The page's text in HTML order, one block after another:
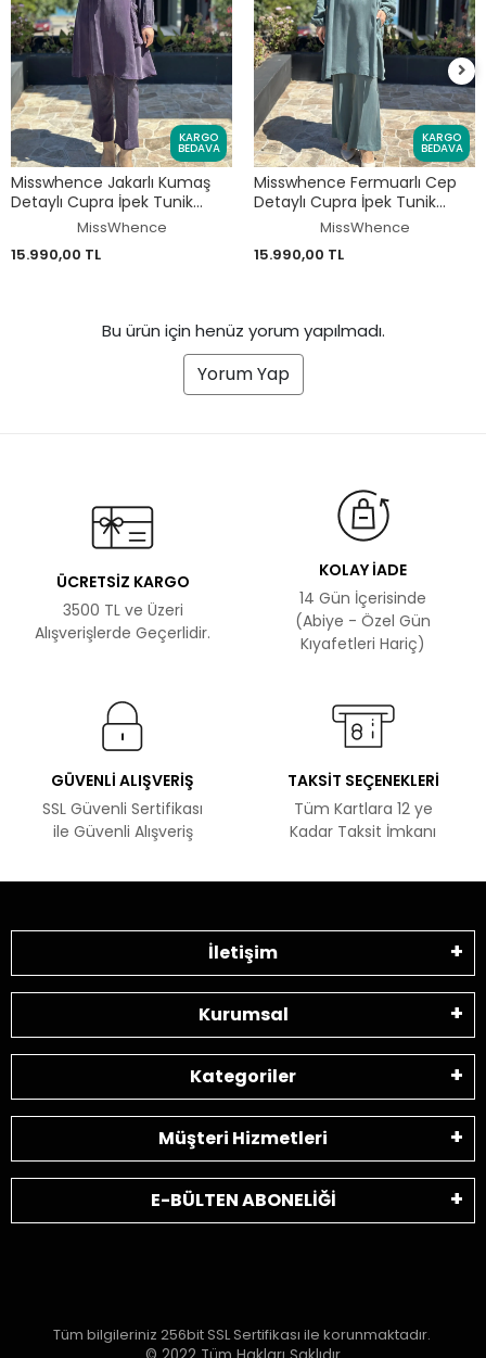
KARGO
BEDAVA
Misswhence Jakarlı Kumaş
Detaylı Cupra İpek Tunik
Pantolon Takım 39014
MissWhence
15.990,00 TL
KARGO
BEDAVA
Misswhence Fermuarlı Cep
Detaylı Cupra İpek Tunik
Pantolon Takım 39025
MissWhence
15.990,00 TL
Bu ürün için henüz yorum yapılmadı.
Yorum Yap
ÜCRETSİZ KARGO
3500 TL ve Üzeri
Alışverişlerde Geçerlidir.
KOLAY İADE
14 Gün İçerisinde
(Abiye - Özel Gün
Kıyafetleri Hariç)
GÜVENLİ ALIŞVERİŞ
SSL Güvenli Sertifikası
ile Güvenli Alışveriş
TAKSİT SEÇENEKLERİ
Tüm Kartlara 12 ye
Kadar Taksit İmkanı
İletişim
Kurumsal
Kategoriler
Müşteri Hizmetleri
E-BÜLTEN ABONELİĞİ
Tüm bilgileriniz 256bit SSL Sertifikası ile korunmaktadır.